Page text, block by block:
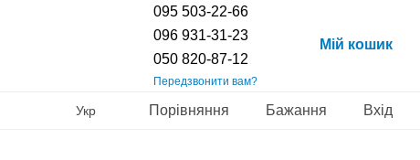
095 503-22-66
096 931-31-23
050 820-87-12
Передзвонити вам?
Мій кошик
Укр Порівняння Бажання Вхід